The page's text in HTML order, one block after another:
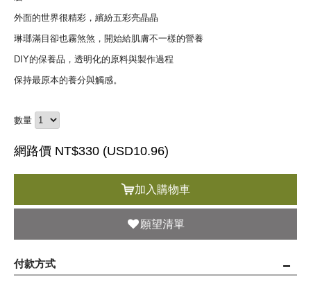
外面的世界很精彩，繽紛五彩亮晶晶
琳瑯滿目卻也霧煞煞，開始給肌膚不一樣的營養
DIY的保養品，透明化的原料與製作過程
保持最原本的養分與觸感。
數量
網路價 NT$330 (USD10.96)
加入購物車
願望清單
付款方式